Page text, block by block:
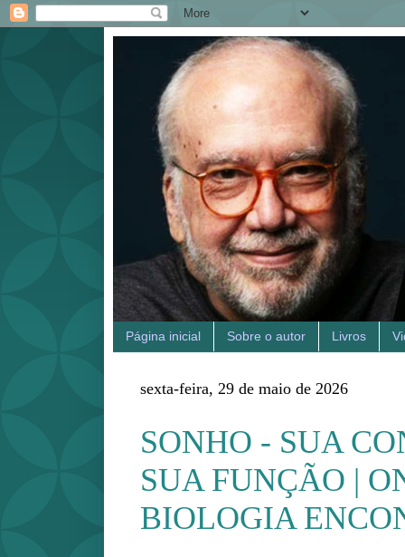
Página inicial Sobre o autor Livros
sexta-feira, 29 de maio de 2026
SONHO - SUA
SUA FUNÇÃO |
BIOLOGIA